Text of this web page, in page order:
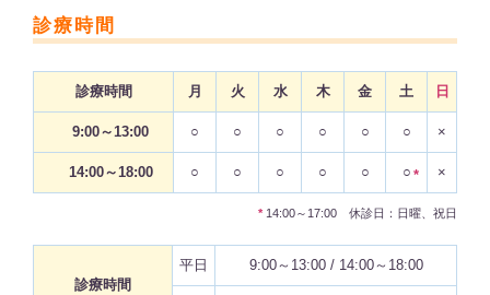
診療時間
診療時間 月 火 水 木 金 土 日
9:00～13:00 ○ ○ ○ ○ ○ ○ ×
14:00～18:00 ○ ○ ○ ○ ○ ○ * ×
* 14:00～17:00 休診日：日曜、祝日
診療時間
平日 9:00～13:00 / 14:00～18:00